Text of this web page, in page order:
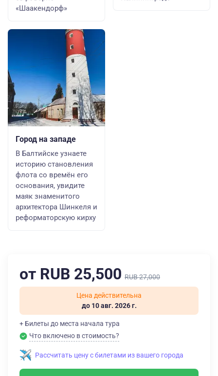
«Шаакендорф»
Город на западе
В Балтийске узнаете
историю становления
флота со времён его
основания, увидите
маяк знаменитого
архитектора Шинкеля и
реформаторскую кирху
от RUB 25,500 RUB 27,000
Цена действительна
до 10 авг. 2026 г.
+ Билеты до места начала тура
Что включено в стоимость?
Рассчитать цену с билетами из вашего города